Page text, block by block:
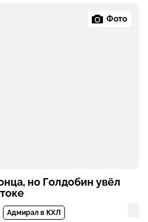
Фото
но Голдобин увёл
Адмирал в КХЛ